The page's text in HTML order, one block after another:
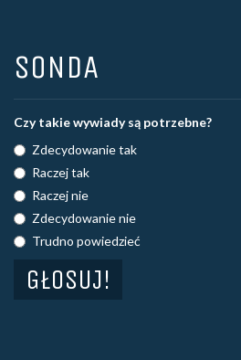
SONDA
Czy takie wywiady są potrzebne?
Zdecydowanie tak
Raczej tak
Raczej nie
Zdecydowanie nie
Trudno powiedzieć